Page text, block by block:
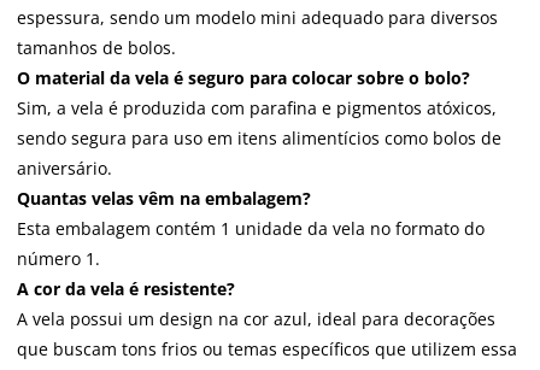
espessura, sendo um modelo mini adequado para diversos
tamanhos de bolos.
O material da vela é seguro para colocar sobre o bolo?
Sim, a vela é produzida com parafina e pigmentos atóxicos,
sendo segura para uso em itens alimentícios como bolos de
aniversário.
Quantas velas vêm na embalagem?
Esta embalagem contém 1 unidade da vela no formato do
número 1.
A cor da vela é resistente?
A vela possui um design na cor azul, ideal para decorações
que buscam tons frios ou temas específicos que utilizem essa